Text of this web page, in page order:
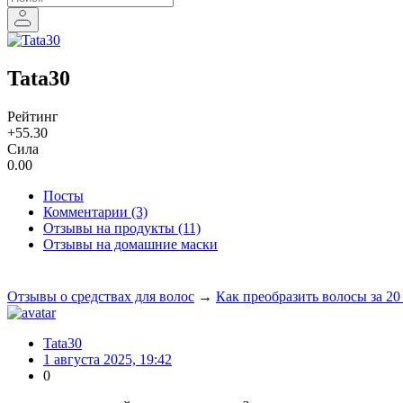
Tata30
Рейтинг
+55.30
Сила
0.00
Посты
Комментарии (3)
Отзывы на продукты (11)
Отзывы на домашние маски
Отзывы о средствах для волос → Как преобразить волосы за
Tata30
1 августа 2025, 19:42
0